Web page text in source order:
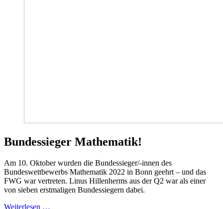
Bundessieger Mathematik!
Am 10. Oktober wurden die Bundessieger/-innen des
Bundeswettbewerbs Mathematik 2022 in Bonn geehrt – und das
FWG war vertreten. Linus Hillenherms aus der Q2 war als einer
von sieben erstmaligen Bundessiegern dabei.
Weiterlesen …